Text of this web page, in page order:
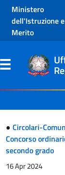
Ministero
dell'Istruzione
Merito
● Circolari-
Concorso
secondo grado
16 Apr 2024